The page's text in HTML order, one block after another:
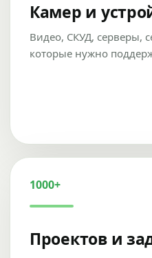
Камер и
Видео, СКУД, серверы,
которые нужно
1000+
Проектов и